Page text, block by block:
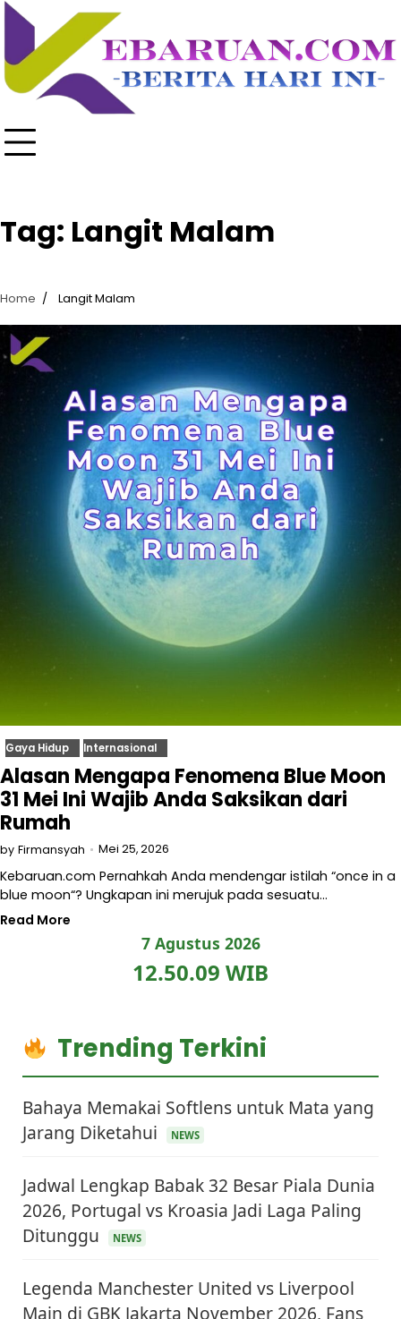
Skip
content
Tag: Langit Malam
Home Langit Malam
Gaya Hidup Internasional
Alasan Mengapa Fenomena Blue Moon
31 Mei Ini Wajib Anda Saksikan dari
Rumah
by Firmansyah Mei 25, 2026
Kebaruan.com Pernahkah Anda mendengar istilah “once in a
blue moon“? Ungkapan ini merujuk pada sesuatu…
Read More
7 Agustus 2026
12.50.10 WIB
Trending Terkini
Bahaya Memakai Softlens untuk Mata yang
Jarang Diketahui
NEWS
Jadwal Lengkap Babak 32 Besar Piala Dunia
2026, Portugal vs Kroasia Jadi Laga Paling
Ditunggu
NEWS
Legenda Manchester United vs Liverpool
Main di GBK Jakarta November 2026, Fans